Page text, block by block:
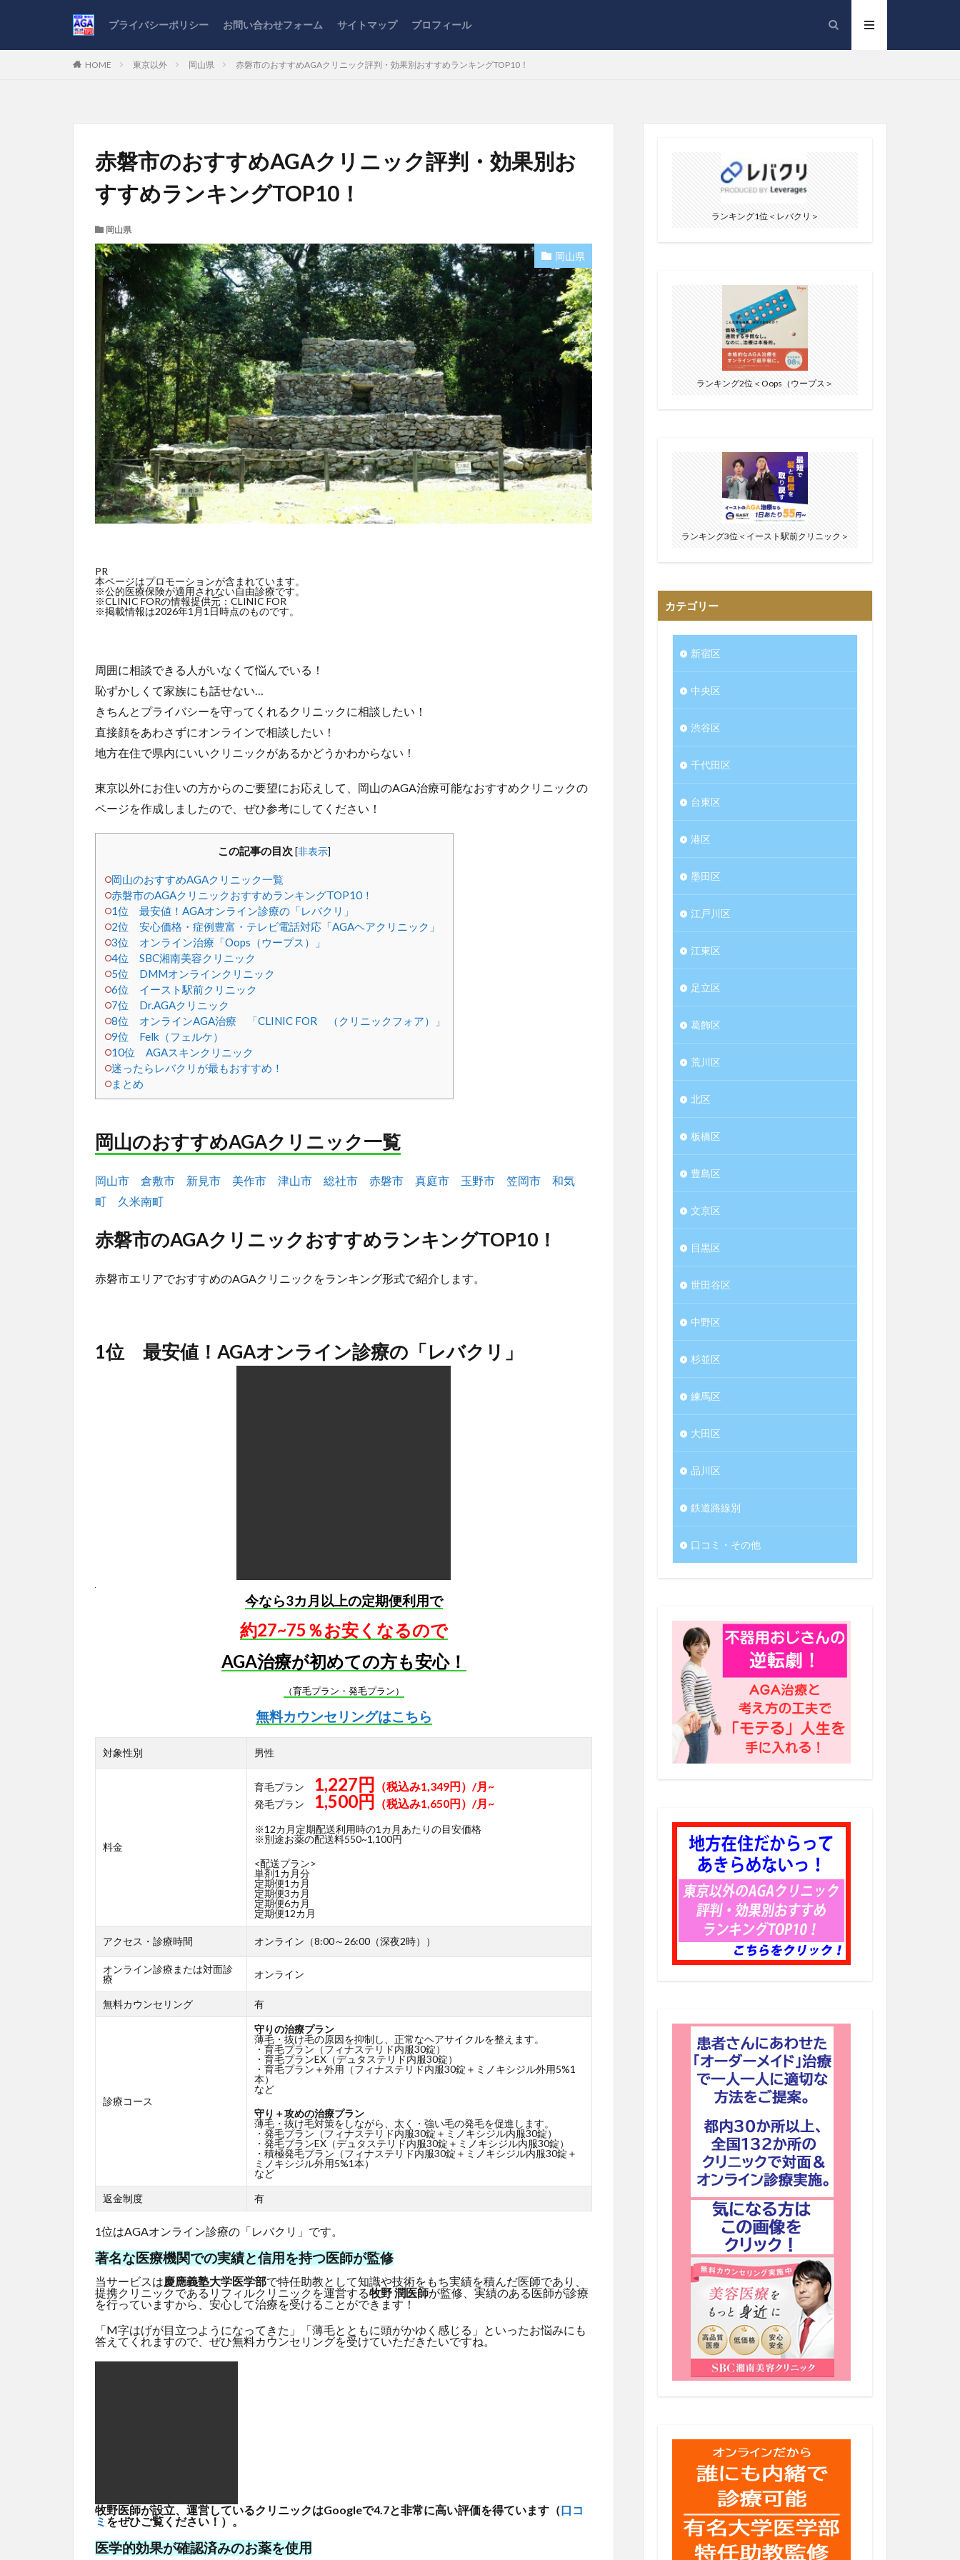
プライバシーポリシー お問い合わせフォーム サイトマップ プロフィール
HOME 東京以外 岡山県 赤磐市のおすすめAGAクリニック評判・効果別おすすめランキングTOP10！
赤磐市のおすすめAGAクリニック評判・効果別お
すすめランキングTOP10！
岡山県
岡山県
PR
本ページはプロモーションが含まれています。
※公的医療保険が適用されない自由診療です。
※CLINIC FORの情報提供元：CLINIC FOR
※掲載情報は2026年1月1日時点のものです。
周囲に相談できる人がいなくて悩んでいる！
恥ずかしくて家族にも話せない…
きちんとプライバシーを守ってくれるクリニックに相談したい！
直接顔をあわさずにオンラインで相談したい！
地方在住で県内にいいクリニックがあるかどうかわからない！
東京以外にお住いの方からのご要望にお応えして、岡山のAGA治療可能なおすすめクリニックの
ページを作成しましたので、ぜひ参考にしてください！
この記事の目次 [非表示]
岡山のおすすめAGAクリニック一覧
赤磐市のAGAクリニックおすすめランキングTOP10！
1位 最安値！AGAオンライン診療の「レバクリ」
2位 安心価格・症例豊富・テレビ電話対応「AGAヘアクリニック」
3位 オンライン治療「Oops（ウープス）」
4位 SBC湘南美容クリニック
5位 DMMオンラインクリニック
6位 イースト駅前クリニック
7位 Dr.AGAクリニック
8位 オンラインAGA治療 「CLINIC FOR （クリニックフォア）」
9位 Felk（フェルケ）
10位 AGAスキンクリニック
迷ったらレバクリが最もおすすめ！
まとめ
岡山のおすすめAGAクリニック一覧
岡山市 倉敷市 新見市 美作市 津山市 総社市 赤磐市 真庭市 玉野市 笠岡市
和気
町
久米南町
赤磐市のAGAクリニックおすすめランキングTOP10！
赤磐市エリアでおすすめのAGAクリニックをランキング形式で紹介します。
1位 最安値！AGAオンライン診療の「レバクリ」
今なら3カ月以上の定期便利用で
約27~75％お安くなるので
AGA治療が初めての方も安心！
（育毛プラン・発毛プラン）
無料カウンセリングはこちら
対象性別 男性
料金
育毛プラン 1,227円 （税込み1,349円）/月~
発毛プラン 1,500円 （税込み1,650円）/月~
※12カ月定期配送利用時の1カ月あたりの目安価格
※別途お薬の配送料550~1,100円
<配送プラン>
単剤1カ月分
定期便1カ月
定期便3カ月
定期便6カ月
定期便12カ月
アクセス・診療時間 オンライン（8:00～26:00（深夜2時））
オンライン診療または対面診
療
オンライン
無料カウンセリング 有
診療コース
守りの治療プラン
薄毛・抜け毛の原因を抑制し、正常なヘアサイクルを整えます。
・育毛プラン（フィナステリド内服30錠）
・育毛プランEX（デュタステリド内服30錠）
・育毛プラン＋外用（フィナステリド内服30錠＋ミノキシジル外用5%1
本）
など
守り＋攻めの治療プラン
薄毛・抜け毛対策をしながら、太く・強い毛の発毛を促進します。
・発毛プラン（フィナステリド内服30錠＋ミノキシジル内服30錠）
・発毛プランEX（デュタステリド内服30錠＋ミノキシジル内服30錠）
・積極発毛プラン（フィナステリド内服30錠＋ミノキシジル内服30錠＋
ミノキシジル外用5%1本）
など
返金制度 有
1位はAGAオンライン診療の「レバクリ」です。
著名な医療機関での実績と信用を持つ医師が監修
当サービスは慶應義塾大学医学部で特任助教として知識や技術をもち実績を積んだ医師であり、
提携クリニックであるリフィルクリニックを運営する牧野 潤医師が監修、実績のある医師が診療
を行っていますから、安心して治療を受けることができます！
「M字はげが目立つようになってきた」「薄毛とともに頭がかゆく感じる」といったお悩みにも
答えてくれますので、ぜひ無料カウンセリングを受けていただきたいですね。
牧野医師が設立、運営しているクリニックはGoogleで4.7と非常に高い評価を得ています（口コ
ミ をぜひご覧ください！）。
医学的効果が確認済みのお薬を使用
ランキング1位＜レバクリ＞
ランキング2位＜Oops（ウープス＞
ランキング3位＜イースト駅前クリニック＞
カテゴリー
新宿区
中央区
渋谷区
千代田区
台東区
港区
墨田区
江戸川区
江東区
足立区
葛飾区
荒川区
北区
板橋区
豊島区
文京区
目黒区
世田谷区
中野区
杉並区
練馬区
大田区
品川区
鉄道路線別
口コミ・その他